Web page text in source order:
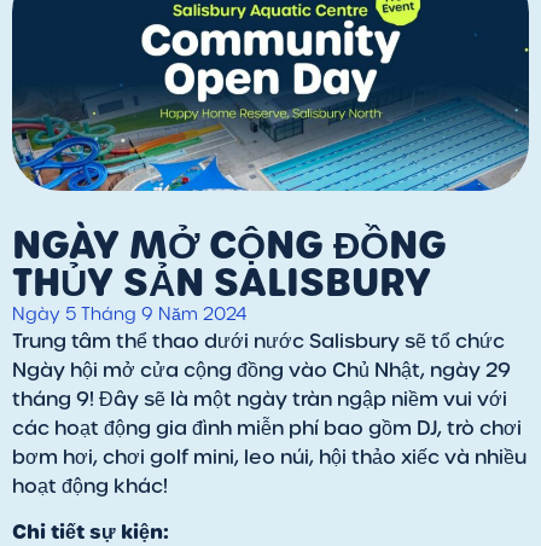
NGÀY MỞ CỘNG ĐỒNG
THỦY SẢN SALISBURY
Ngày 5 Tháng 9 Năm 2024
Trung tâm thể thao dưới nước Salisbury sẽ tổ chức
Ngày hội mở cửa cộng đồng vào Chủ Nhật, ngày 29
tháng 9! Đây sẽ là một ngày tràn ngập niềm vui với
các hoạt động gia đình miễn phí bao gồm DJ, trò chơi
bơm hơi, chơi golf mini, leo núi, hội thảo xiếc và nhiều
hoạt động khác!
Chi tiết sự kiện: